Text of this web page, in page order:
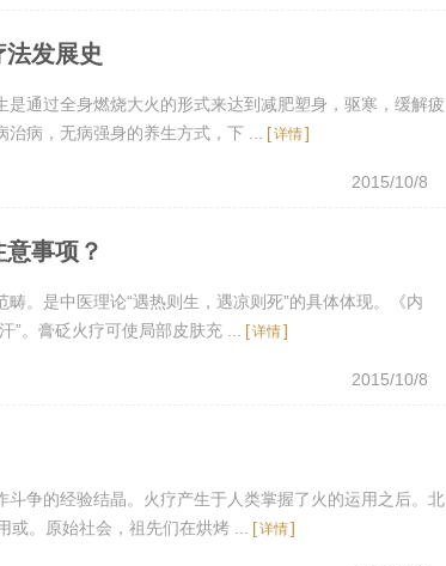
发展史
是通过全身燃烧大火的形式来达到减肥塑身，驱寒，缓解疲
病，无病强身的养生方式，下 ...
[详情]
2015/10/8
事项？
。是中医理论“遇热则生，遇凉则死”的具体体现。《内
”。膏砭火疗可使局部皮肤充 ...
[详情]
2015/10/8
斗争的经验结晶。火疗产生于人类掌握了火的运用之后。北
。原始社会，祖先们在烘烤 ...
[详情]